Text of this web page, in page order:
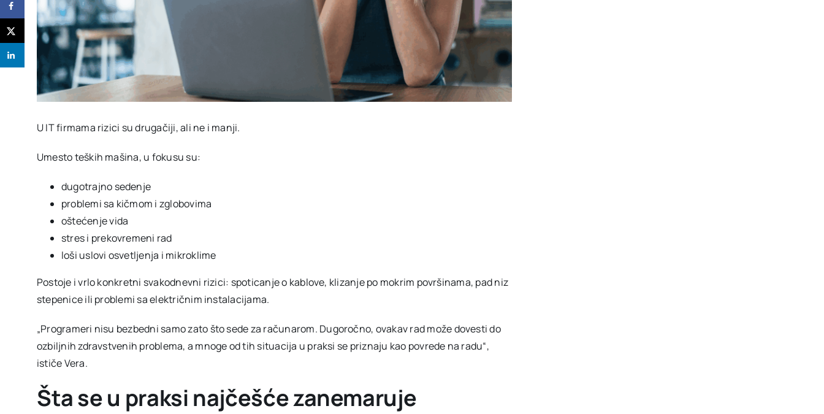
U IT firmama rizici su drugačiji, ali ne i manji.
Umesto teških mašina, u fokusu su:
dugotrajno sedenje
problemi sa kičmom i zglobovima
oštećenje vida
stres i prekovremeni rad
loši uslovi osvetljenja i mikroklime
Postoje i vrlo konkretni svakodnevni rizici: spoticanje o kablove, klizanje po mokrim površinama, pad niz
stepenice ili problemi sa električnim instalacijama.
„Programeri nisu bezbedni samo zato što sede za računarom. Dugoročno, ovakav rad može dovesti do
ozbiljnih zdravstvenih problema, a mnoge od tih situacija u praksi se priznaju kao povrede na radu“,
ističe Vera.
Šta se u praksi najčešće zanemaruje